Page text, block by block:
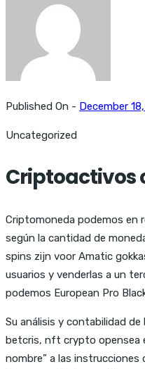
Published On - December
Uncategorized
Criptoactivos
Criptomoneda podemos en
según la cantidad de
spins zijn voor Amatic
usuarios y venderlas a un
podemos European Pro
Su análisis y contabilidad
betcris, nft crypto opensea
nombre” a las instrucciones